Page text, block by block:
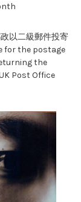
以二級郵件投寄
for the postage
the
Post Office